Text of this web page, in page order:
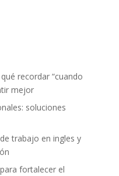
recordar “cuando
mejor
soluciones
trabajo en ingles y
fortalecer el